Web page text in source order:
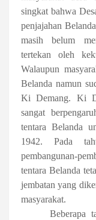
singkat bahwa
penjajahan
masih belum
tertekan oleh
Walaupun
Belanda namun
Ki Demang. Ki
sangat
tentara Belanda
1942. Pada
pembangunan-
tentara Belanda
jembatan yang
masyarakat.
Beberapa